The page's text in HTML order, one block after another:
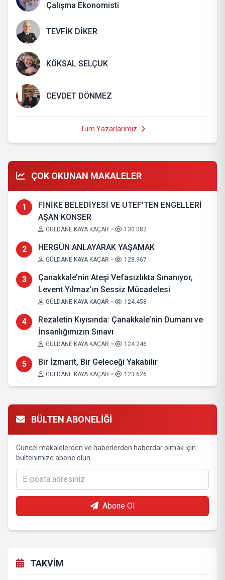
Çalışma Ekonomisti
TEVFİK DİKER
KÖKSAL SELÇUK
CEVDET DÖNMEZ
Tüm Yazarlarımız
ÇOK OKUNAN MAKALELER
1
FİNİKE BELEDİYESİ VE UTEF'TEN ENGELLERİ
AŞAN KONSER
GÜLDANE KAYA KAÇAR • 130.082
2 HERGÜN ANLAYARAK YAŞAMAK
GÜLDANE KAYA KAÇAR • 128.967
3
Çanakkale’nin Ateşi Vefasızlıkta Sınanıyor,
Levent Yılmaz’ın Sessiz Mücadelesi
GÜLDANE KAYA KAÇAR • 124.458
4
Rezaletin Kıyısında: Çanakkale’nin Dumanı ve
İnsanlığımızın Sınavı
GÜLDANE KAYA KAÇAR • 124.246
5 Bir İzmarit, Bir Geleceği Yakabilir
GÜLDANE KAYA KAÇAR • 123.626
BÜLTEN ABONELİĞİ
Güncel makalelerden ve haberlerden haberdar olmak için
bültenimize abone olun.
Abone Ol
TAKVİM